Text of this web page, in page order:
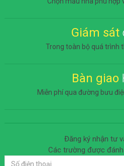
Giám sát
Trong toàn bộ quá trình
Bàn giao
Miễn phí qua đường bưu
Đăng ký nhận tư
Các trường được